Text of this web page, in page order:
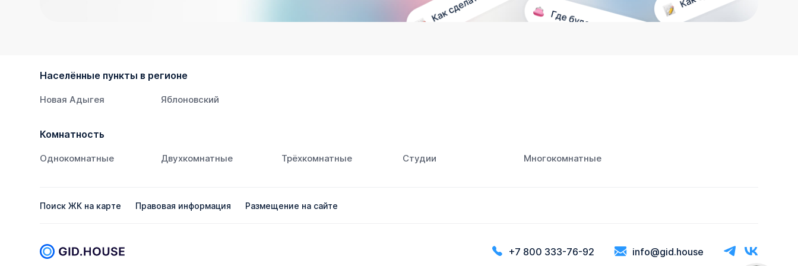
Населённые пункты в регионе
Новая Адыгея Яблоновский
Комнатность
Однокомнатные Двухкомнатные Трёхкомнатные Студии Многокомнатные
Поиск ЖК на карте Правовая информация Размещение на сайте
+7 800 333-76-92 info@gid.house